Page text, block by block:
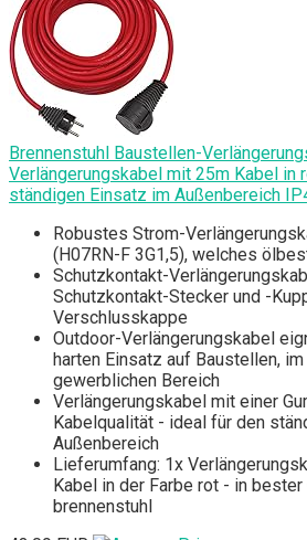
Brennenstuhl Baustellen-
Verlängerungskabel mit 25m Kabel in
ständigen Einsatz im Außenbereich
Robustes Strom-
(H07RN-F 3G1,5), welches
Schutzkontakt-
Schutzkontakt-Stecker und -
Verschlusskappe
Outdoor-Verlängerungskabel
harten Einsatz auf Baustellen,
gewerblichen Bereich
Verlängerungskabel mit einer
Kabelqualität - ideal für den
Außenbereich
Lieferumfang: 1x
Kabel in der Farbe rot - in
brennenstuhl